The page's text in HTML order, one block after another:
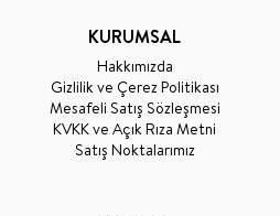
KURUMSAL
Hakkımızda
Gizlilik ve Çerez Politikası
Mesafeli Satış Sözleşmesi
KVKK ve Açık Rıza Metni
Satış Noktalarımız